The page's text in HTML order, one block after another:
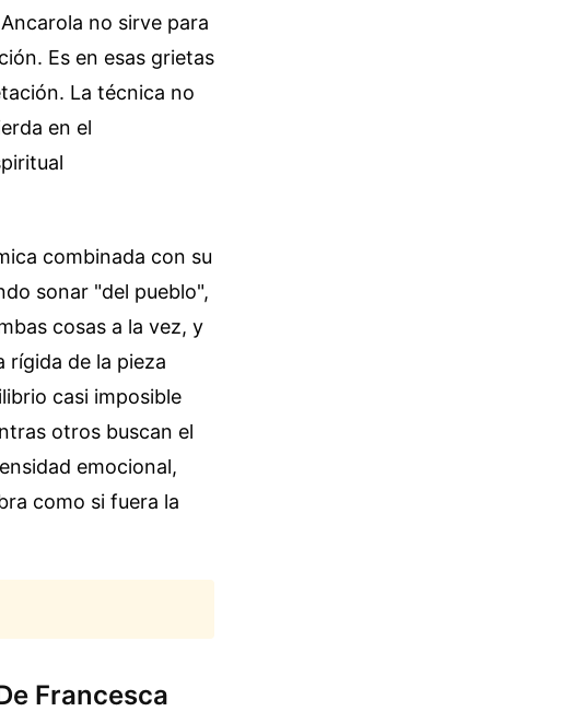
no sirve para
Es en esas grietas
La técnica no
en el
combinada con su
sonar "del pueblo",
cosas a la vez, y
rígida de la pieza
casi imposible
otros buscan el
emocional,
como si fuera la
Francesca